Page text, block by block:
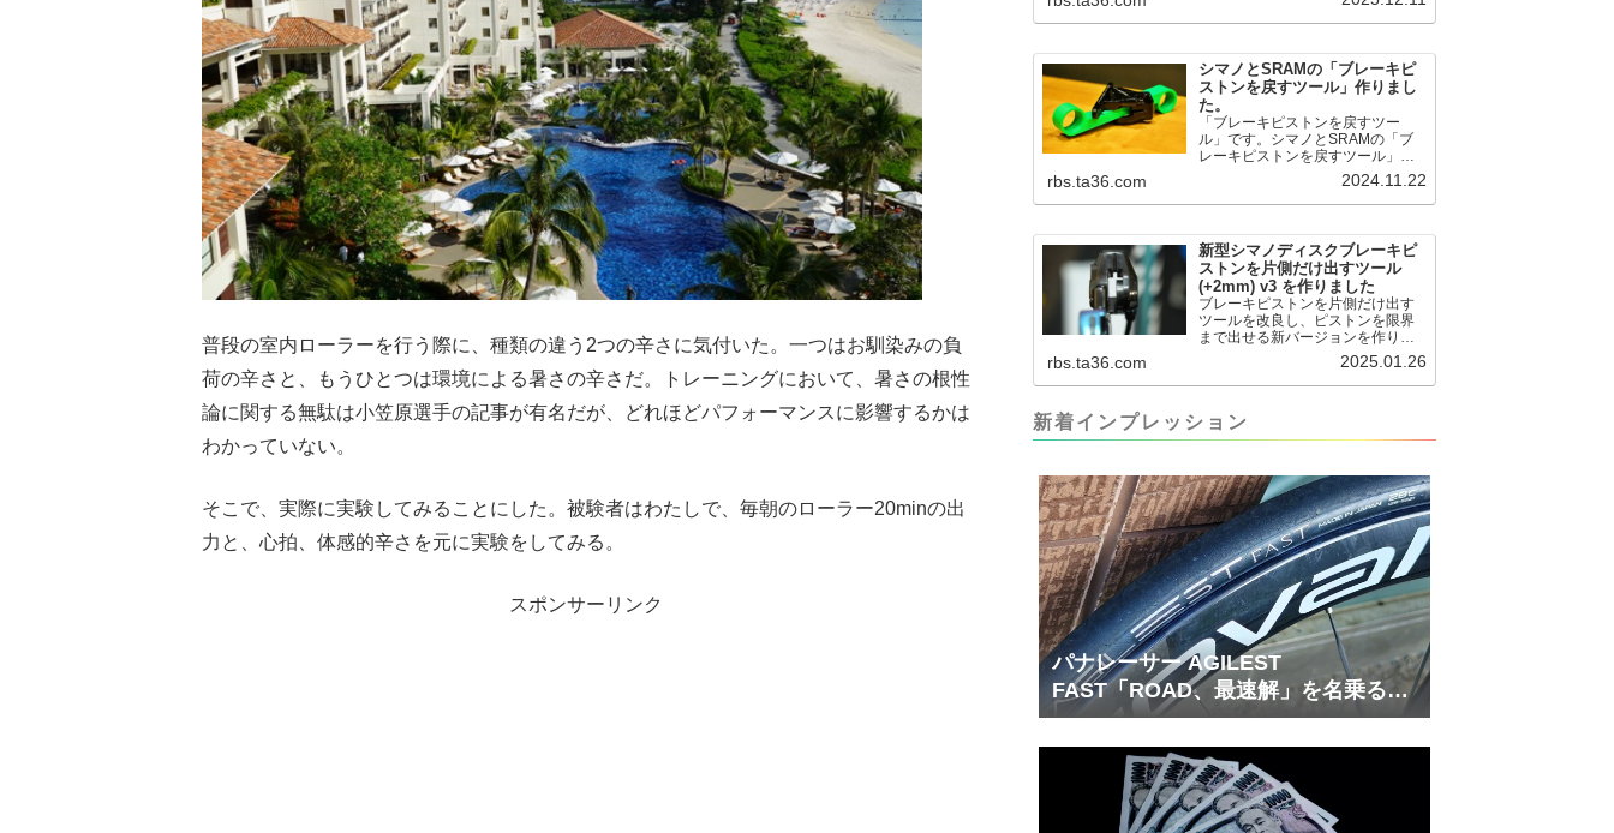
普段の室内ローラーを行う際に、種類の違う2つの辛さに気付いた。一つはお馴染みの負
荷の辛さと、もうひとつは環境による暑さの辛さだ。トレーニングにおいて、暑さの根性
論に関する無駄は小笠原選手の記事が有名だが、どれほどパフォーマンスに影響するかは
わかっていない。
そこで、実際に実験してみることにした。被験者はわたしで、毎朝のローラー20minの出
力と、心拍、体感的辛さを元に実験をしてみる。
スポンサーリンク
て使用します。これまで以上に、
サドル高を容易に測定できるよう
Sokutei) アルミ直尺 アル助 1m ホ
ワイト 65445posted at 2025.12.12
シンワ測定(Shinwa Sokutei)
￥1,375Amazon.c...
シマノとSRAMの「ブレーキピ
ストンを戻すツール」作りまし
た。
「ブレーキピストンを戻すツー
ル」です。シマノとSRAMの「ブ
レーキピストンを戻すツール」作
りました。出したからには、戻す
必要が。。。でも、タイヤレバー
や六角レンチはつかってはダメだ
戻すツール」
pic.twitter.com/jiwVmCb32N— IT技
術者ロードバイク (@FJT_TKS)
November 22, 2024何ができるの
かというと、出ているピス...
rbs.ta36.com 2024.11.22
新型シマノディスクブレーキピ
ストンを片側だけ出すツール
(+2mm) v3 を作りました
ブレーキピストンを片側だけ出す
ツールを改良し、ピストンを限界
まで出せる新バージョンを作りま
した。前作よりも+2.18mm出せる
ようになりました。寸法設計に関
しては、数パターンを作って、オ
も安全な寸法設計に落ち着いてい
ます。ピストン出しチキンレース
れしましたが、ギリギリまで攻め
てますのでピストン内部の汚れを
さらに掃除できると思います。前
作の...
rbs.ta36.com 2025.01.26
新着インプレッション
パナレーサー AGILEST
FAST「ROAD、最速解」を名乗る国
産フラッグシップ